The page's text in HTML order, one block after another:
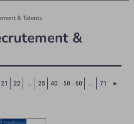
& Talents
&
21 22 … 25 40 50 60 … 71 ►